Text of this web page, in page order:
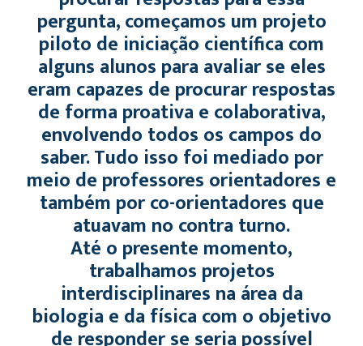
pergunta, começamos um projeto
piloto de iniciação científica com
alguns alunos para avaliar se eles
eram capazes de procurar respostas
de forma proativa e colaborativa,
envolvendo todos os campos do
saber. Tudo isso foi mediado por
meio de professores orientadores e
também por co-orientadores que
atuavam no contra turno.
Até o presente momento,
trabalhamos projetos
interdisciplinares na área da
biologia e da física com o objetivo
de responder se seria possível